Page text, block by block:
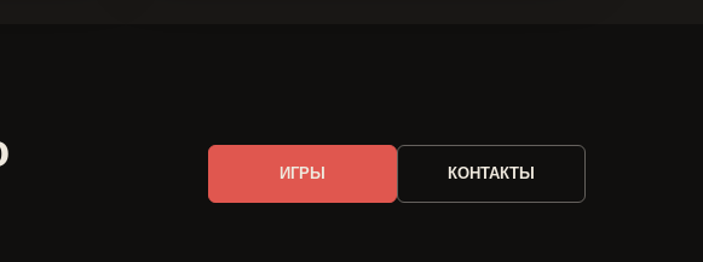
ИГРЫ КОНТАКТЫ